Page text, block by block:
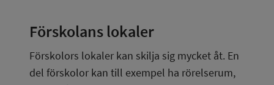
Förskolans lokaler
Förskolors lokaler kan skilja sig mycket åt. En
del förskolor kan till exempel ha rörelserum,